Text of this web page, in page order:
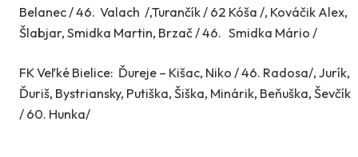
Belanec / 46. Valach /,Turančík / 62 Kóša /, Kováčik Alex,
Šlabjar, Smidka Martin, Brzač / 46. Smidka Mário /
FK Veľké Bielice: Ďureje – Kišac, Niko / 46. Radosa/, Jurík,
Ďuriš, Bystriansky, Putiška, Šiška, Minárik, Beňuška, Ševčík
/ 60. Hunka/